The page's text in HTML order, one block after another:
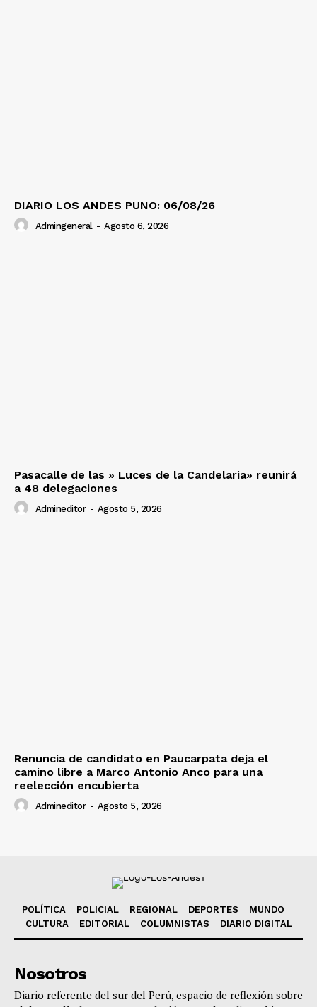
DIARIO LOS ANDES PUNO: 06/08/26
Admingeneral - Agosto 6, 2026
Pasacalle de las » Luces de la Candelaria» reunirá
a 48 delegaciones
Admineditor - Agosto 5, 2026
Renuncia de candidato en Paucarpata deja el
camino libre a Marco Antonio Anco para una
reelección encubierta
Admineditor - Agosto 5, 2026
POLÍTICA POLICIAL REGIONAL DEPORTES
MUNDO
CULTURA
EDITORIAL COLUMNISTAS DIARIO DIGITAL
Nosotros
Diario referente del sur del Perú, espacio de reflexión sobre